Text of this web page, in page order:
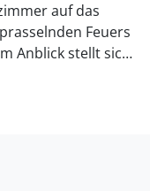
auf das
Feuers
Anblick stellt sich
im Freien ein,
auf dem